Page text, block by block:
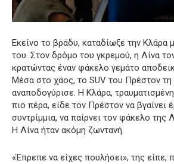
Εκείνο το βράδυ, καταδίωξε την Κλάρα
του. Στον δρόμο του γκρεμού, η Λίνα
κρατώντας έναν φάκελο γεμάτο
Μέσα στο χάος, το SUV του Πρέστον τη
αναποδογύρισε. Η Κλάρα,
πιο πέρα, είδε τον Πρέστον να βγαίνει
συντρίμμια, να παίρνει τον φάκελο της
Η Λίνα ήταν ακόμη ζωντανή.
«Έπρεπε να είχες πουλήσει», της είπε,